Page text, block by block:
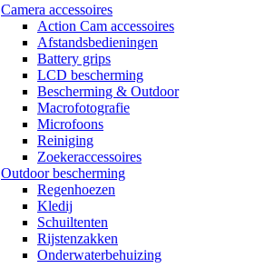
Camera accessoires
Action Cam accessoires
Afstandsbedieningen
Battery grips
LCD bescherming
Bescherming & Outdoor
Macrofotografie
Microfoons
Reiniging
Zoekeraccessoires
Outdoor bescherming
Regenhoezen
Kledij
Schuiltenten
Rijstenzakken
Onderwaterbehuizing